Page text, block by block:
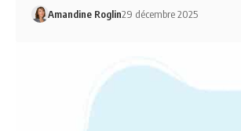
Amandine Roglin29 décembre 2025